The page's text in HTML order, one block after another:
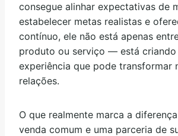
consegue alinhar expectativas de
estabelecer metas realistas e
contínuo, ele não está apenas
produto ou serviço — está criando
experiência que pode transformar
relações.
O que realmente marca a
venda comum e uma parceria de